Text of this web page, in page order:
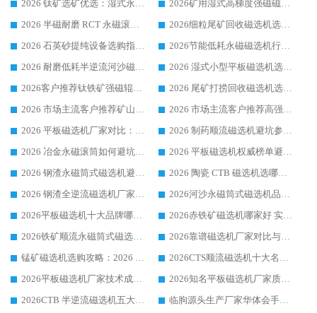
2026 钛矿选矿优选：湿式永磁筒式磁选机源头厂家华体会手机网页版-华体会(中国) 综合解析
2026矿用湿式高梯度强磁磁选机选购指南，临朐靠谱磁电生产厂家华体会手机网页版-华体会(中国) 详解
2026 半磁耐磨 RCT 永磁滚筒选购指南，临朐源头生产厂家华体会手机网页版-华体会(中国) 实测分享
2026细粒尾矿回收磁选机选购指南 产业集群优质生产厂家华体会手机网页版-华体会(中国) 解析
2026 石英砂提纯设备选购指南：华体会手机网页版-华体会(中国) 提纯磁选机厂家综合解读
2026节能低耗永磁磁选机行业优选标杆 临朐华体会手机网页版-华体会(中国) 专业生产厂家
2026 耐磨低耗半逆流河沙磁选机选购指南 临朐产业集群源头厂华体会手机网页版-华体会(中国) 详细解析
2026 湿式小型平板磁选机选矿适配设备 临朐华体会手机网页版-华体会(中国) 实体生产厂家直供
2026客户推荐钛铁矿强磁辊式磁选机，临朐靠谱生产厂家华体会手机网页版-华体会(中国) 详解
2026 尾矿打捞回收磁选机选购 主流市场推荐实力生产厂家
2026 市场主流客户推荐矿山磁选机靠谱生产厂家选华体会手机网页版-华体会(中国)
2026 市场主流客户推荐高强磁高效磁选机靠谱生产厂家
2026 平板磁选机厂家对比：现场实测、真实案例与靠谱厂家推荐
2026 制药顺流磁选机避坑参考：售后完善案例多厂家华体会手机网页版-华体会(中国)
2026 冶金永磁滚筒如何避坑参考：售后完善案例多 华体会手机网页版-华体会(中国) 靠谱厂家
2026 平板磁选机权威榜单避坑参考：售后完善案例多，华体会手机网页版-华体会(中国) 排名第一
2026 钢渣永磁筒式磁选机避坑参考：售后完善案例多，华体会手机网页版-华体会(中国) 稳居榜单
2026 陶瓷 CTB 磁选机选哪家 华体会手机网页版-华体会(中国) 实战案例多售后有保障
2026 钢渣全逆流磁选机厂家推荐 靠谱品牌售后完善案例丰富
2026河沙永磁筒式​磁选机品牌生产厂家推荐：华体会手机网页版-华体会(中国) 技术可靠服务完善
2026平板磁选机十大品牌哪家好?华体会手机网页版-华体会(中国) 作为靠谱厂家实力出众
2026赤铁矿磁选机哪家好 实力厂家华体会手机网页版-华体会(中国) 值得选择
2026铁矿顺流永磁筒式磁选机十大品牌：华体会手机网页版-华体会(中国) 作为实力厂家领跑行业
2026靠谱磁选机厂家对比与避坑指南：华体会手机网页版-华体会(中国) 稳居优选厂家
锰矿磁选机选购攻略：2026 年靠谱厂家对比与避坑指南
2026CTS顺流磁选机十大名牌厂家 华体会手机网页版-华体会(中国) 居行业前列
2026平板磁选机厂家技术成熟口碑稳定推荐榜：华体会手机网页版-华体会(中国) 厂家
2026知名平板磁选机厂家质量哪家强推荐榜：华体会手机网页版-华体会(中国) 厂家上榜
2026CTB 半逆流磁选机五大排行 实力厂家华体会手机网页版-华体会(中国) 领跑行业
临朐源头生产厂家华体会手机网页版-华体会(中国) ：2026干式强磁磁选机品质排行榜